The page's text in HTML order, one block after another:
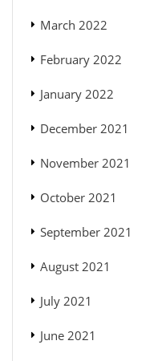
March 2022
February 2022
January 2022
December 2021
November 2021
October 2021
September 2021
August 2021
July 2021
June 2021